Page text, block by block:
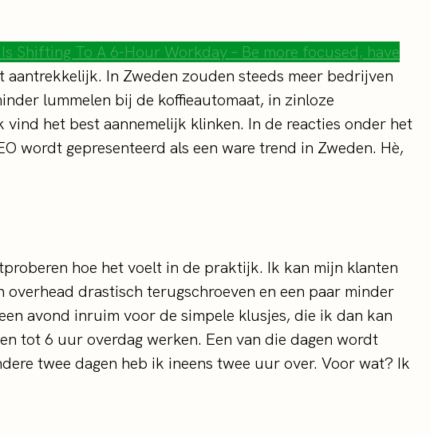
Shifting To A 6-Hour Workday – Be more focused, have
aantrekkelijk. In Zweden zouden steeds meer bedrijven
lummelen bij de koffieautomaat, in zinloze
het best aannemelijk klinken. In de reacties onder het
wordt gepresenteerd als een ware trend in Zweden. Hè,
hoe het voelt in de praktijk. Ik kan mijn klanten
drastisch terugschroeven en een paar minder
avond inruim voor de simpele klusjes, die ik dan kan
tot 6 uur overdag werken. Een van die dagen wordt
twee dagen heb ik ineens twee uur over. Voor wat? Ik